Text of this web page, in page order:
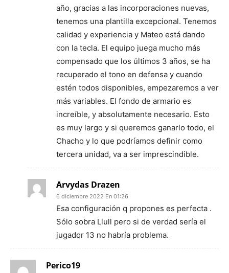
año, gracias a las incorporaciones nuevas,
tenemos una plantilla excepcional. Tenemos
calidad y experiencia y Mateo está dando
con la tecla. El equipo juega mucho más
compensado que los últimos 3 años, se ha
recuperado el tono en defensa y cuando
estén todos disponibles, empezaremos a ver
más variables. El fondo de armario es
increíble, y absolutamente necesario. Esto
es muy largo y si queremos ganarlo todo, el
Chacho y lo que podríamos definir como
tercera unidad, va a ser imprescindible.
Arvydas Drazen
6 diciembre 2022 En 01:26
Esa configuración q propones es perfecta .
Sólo sobra Llull pero si de verdad sería el
jugador 13 no habría problema.
Perico19